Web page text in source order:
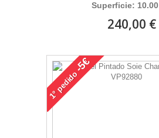
Superficie:
240,00 €
1°
pedido
-5€